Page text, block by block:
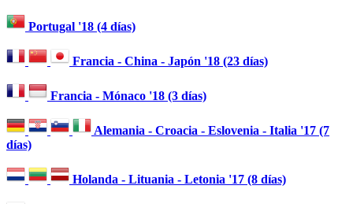
Portugal '18 (4 días)
Francia - China - Japón '18 (23 días)
Francia - Mónaco '18 (3 días)
Alemania - Croacia - Eslovenia - Italia '17 (7
días)
Holanda - Lituania - Letonia '17 (8 días)